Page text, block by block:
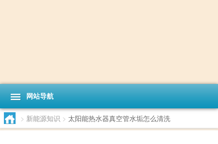
网站导航
> 新能源知识 > 太阳能热水器真空管水垢怎么清洗